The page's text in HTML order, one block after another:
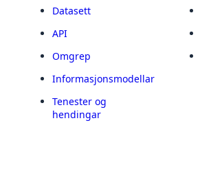
Datasett
API
Omgrep
Informasjonsmodellar
Tenester og
hendingar